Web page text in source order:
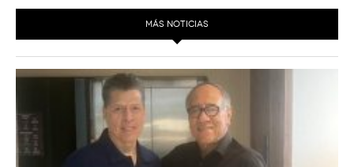
MÁS NOTICIAS